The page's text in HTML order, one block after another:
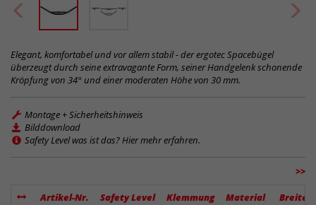
Elegant, komfortabel und vor allem stabil - der ergotec Spacebügel
überzeugt durch seine extravagante Form, seiner Handgelenk schonende
Kröpfung von 34° und einer moderaten Höhe von 30 mm.
Montage + Sicherheitshinweis
Bilddownload
Safety Level was ist das? Hier mehr erfahren.
>>
Artikel-Nr. Safety Level Klemmung Material
Breite